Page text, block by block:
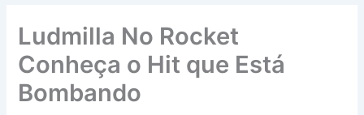
Ludmilla No Rocket
Conheça o Hit que Está
Bombando